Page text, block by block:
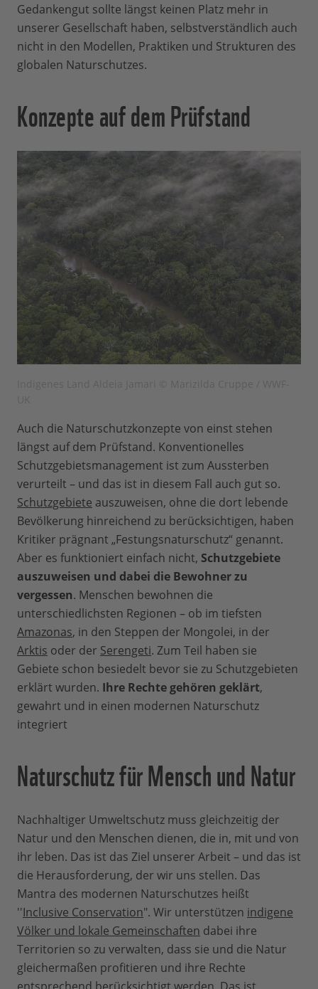
Gedankengut sollte längst keinen Platz mehr in
unserer Gesellschaft haben, selbstverständlich auch
nicht in den Modellen, Praktiken und Strukturen des
globalen Naturschutzes.
Konzepte auf dem Prüfstand
Auch die Naturschutzkonzepte von einst stehen
längst auf dem Prüfstand. Konventionelles
Schutzgebietsmanagement ist zum Aussterben
verurteilt – und das ist in diesem Fall auch gut so.
Schutzgebiete auszuweisen, ohne die dort lebende
Bevölkerung hinreichend zu berücksichtigen, haben
Kritiker prägnant „Festungsnaturschutz“ genannt.
Aber es funktioniert einfach nicht, Schutzgebiete
auszuweisen und dabei die Bewohner zu
vergessen. Menschen bewohnen die
unterschiedlichsten Regionen – ob im tiefsten
Amazonas, in den Steppen der Mongolei, in der
Arktis oder der Serengeti. Zum Teil haben sie
Gebiete schon besiedelt bevor sie zu Schutzgebieten
erklärt wurden. Ihre Rechte gehören geklärt,
gewahrt und in einen modernen Naturschutz
integriert
Naturschutz für Mensch und Natur
Nachhaltiger Umweltschutz muss gleichzeitig der
Natur und den Menschen dienen, die in, mit und von
ihr leben. Das ist das Ziel unserer Arbeit – und das ist
die Herausforderung, der wir uns stellen. Das
Mantra des modernen Naturschutzes heißt
''Inclusive Conservation". Wir unterstützen indigene
Völker und lokale Gemeinschaften dabei ihre
Territorien so zu verwalten, dass sie und die Natur
gleichermaßen profitieren und ihre Rechte